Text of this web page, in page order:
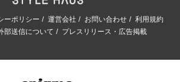
ーポリシー 運営会社 お問い合わせ
利用規約
部送信について
プレスリリース・広告掲載